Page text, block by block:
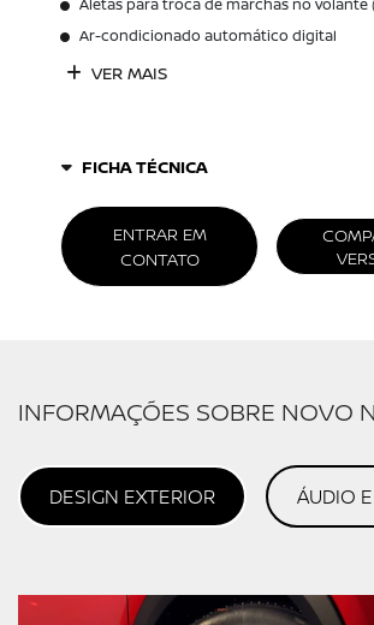
Ar-condicionado automático digital
VER MAIS
FICHA TÉCNICA
ENTRAR EM
CONTATO
INFORMAÇÕES SOBRE NOVO
DESIGN EXTERIOR ÁUDIO